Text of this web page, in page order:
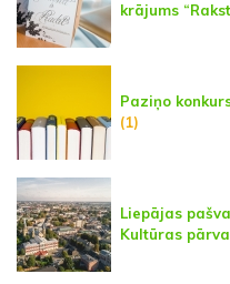
krājums
Paziņo
(1)
Liepājas
Kultūras